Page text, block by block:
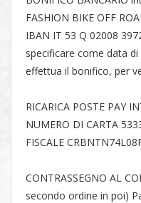
FASHION BIKE OFF
IBAN IT 53 Q 02008
specificare come data
effettua il bonifico, per
RICARICA POSTE PAY
NUMERO DI CARTA
FISCALE
CONTRASSEGNO AL
secondo ordine in poi)